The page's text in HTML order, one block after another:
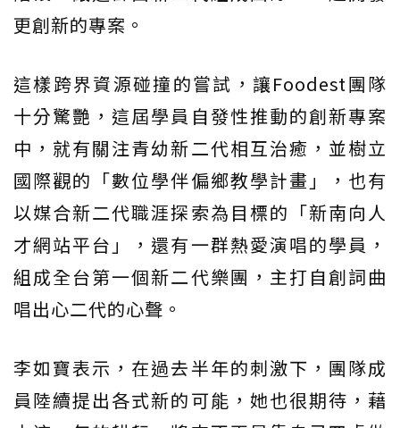
更創新的專案。
這樣跨界資源碰撞的嘗試，讓Foodest團隊
十分驚艷，這屆學員自發性推動的創新專案
中，就有關注青幼新二代相互治癒，並樹立
國際觀的「數位學伴偏鄉教學計畫」，也有
以媒合新二代職涯探索為目標的「新南向人
才網站平台」，還有一群熱愛演唱的學員，
組成全台第一個新二代樂團，主打自創詞曲
唱出心二代的心聲。
李如寶表示，在過去半年的刺激下，團隊成
員陸續提出各式新的可能，她也很期待，藉